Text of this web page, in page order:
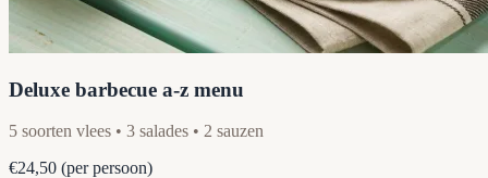
Deluxe barbecue a-z menu
5 soorten vlees • 3 salades • 2 sauzen
€24,50 (per persoon)